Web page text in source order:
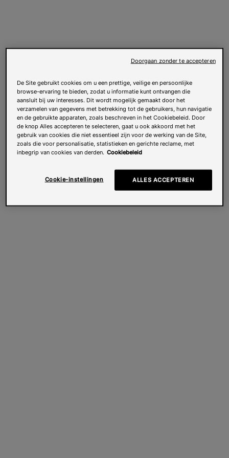
De Site gebruikt cookies om u een prettige, veilige en persoonlijke
browse-ervaring te bieden, zodat u informatie kunt ontvangen die
aansluit bij uw interesses. Dit wordt mogelijk gemaakt door het
verzamelen van gegevens met betrekking tot de gebruikers, hun navigatie
en de gebruikte apparaten, zoals beschreven in het Cookiebeleid. Door
de knop Alles accepteren te selecteren, gaat u ook akkoord met het
gebruik van cookies die niet essentieel zijn voor de werking van de Site,
zoals die voor personalisatie, statistieken en gerichte reclame, met
inbegrip van cookies van derden. Cookiebeleid
Cookie-instellingen ALLES ACCEPTEREN
Doorgaan zonder te accepteren